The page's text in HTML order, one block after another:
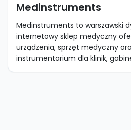
Medinstruments
Medinstruments to warszawski
internetowy sklep medyczny
urządzenia, sprzęt medyczny
instrumentarium dla klinik,